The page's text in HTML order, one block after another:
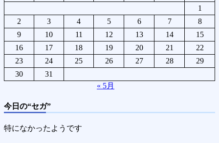
1
2
3 4 5 6 7
8
9
10 11 12 13 14
15
16
17 18 19 20 21
22
23
24 25 26 27 28
29
30
31
« 5月
今日の“セガ”
特になかったようです